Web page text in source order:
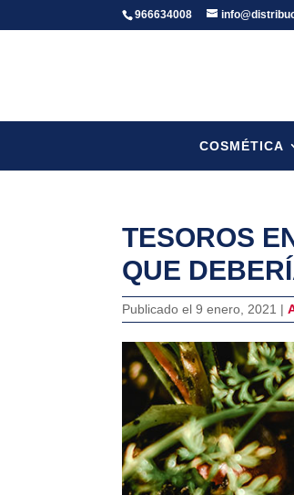
966634008
COSMÉTICA
TESOROS
QUE
Publicado el 9 enero, 2021 |